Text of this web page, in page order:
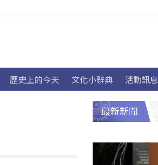
歷史上的今天 文化小辭典 活動訊息
最新新聞